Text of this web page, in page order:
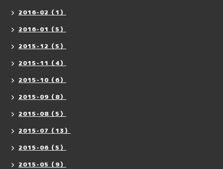
2016-02（1）
2016-01（5）
2015-12（5）
2015-11（4）
2015-10（6）
2015-09（8）
2015-08（5）
2015-07（13）
2015-06（5）
2015-05（9）